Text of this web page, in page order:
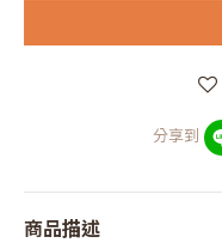
分享到
商品描述